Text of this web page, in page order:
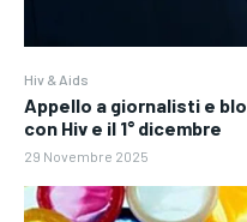
Hiv & Aids
Appello a giornalisti e
con Hiv e il 1° dicembre
29 Novembre 2025